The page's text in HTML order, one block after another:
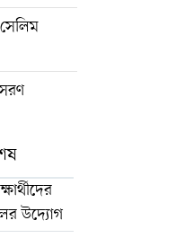
উদ্যোগ